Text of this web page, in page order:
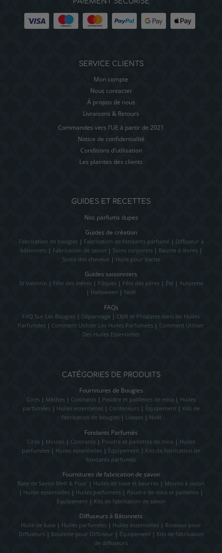
SERVICE CLIENTS
Mon compte
Nous contacter
À propos de nous
Livraisons & Retours
Commandes vers l’UE à partir de 2021
Notice de confidentialité
Conditions d’utilisation
Les plaintes des clients
GUIDES ET RECETTES
Nos parfums dupes
Guides de création
Fabrication de bougies| Fabrication de fondants parfumé| Diffuseur à
bâtonnets| Fabrication de savon | Soins corporels| Baume à lèvres|
Soins des cheveux | Huile pour barbe
Guides saisonniers
St Valentin | Fête des mères| Pâques| Fête des pères| Été| Automne
| Halloween | Noël
FAQs
FAQ Sur Les Bougies | Dépannage | CMR et Phtalates dans les Huiles
Parfumées | Comment Utiliser Les Huiles Parfumées | Comment Utiliser
Des Huiles Essentielles
CATÉGORIES DE PRODUITS
Fournitures de Bougies
Cires| Mèches| Colorants| Poudre et paillettes de mica | Huiles
parfumées| Huiles essentielles| Conteneurs| Équipement | Kits de
fabrication de bougies| Liasses| Noël
Fondants Parfumés
Cires | Moules | Colorants | Poudre et paillettes de mica | Huiles
parfumées | Huiles essentielles | Équipement | Kits de fabrication de
fondants parfumés
Fournitures de fabrication de savon
Base de Savon Melt & Pour | Huiles de base et beurres | Moules à savon
| Huiles essentielles | Huiles parfumées | Poudre de mica et paillettes |
Équipement | Kits de fabrication de savon
Diffuseurs à Bâtonnets
Huile de base | Huiles parfumées | Huiles essentielles | Roseaux pour
Diffuseurs| Bouteille pour Diffuseur | Équipement| Kits de fabrication
de diffuseurs